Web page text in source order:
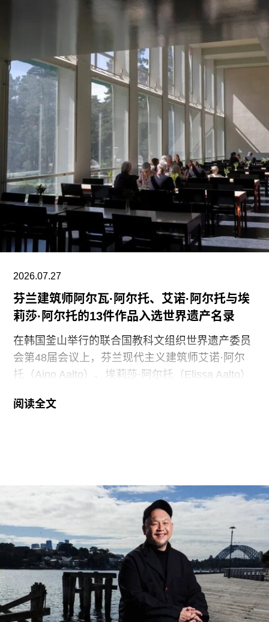
工会成员要求博物馆撤销这一决定，并发起请愿活
动，要求恢复保洁员工的职位。AICWU表示，截至
7月21日，请愿书已获得超过1900个签名。芝加哥
艺术学院一位发言人在接受《芝加哥太阳时报》采
访时表示：“芝加哥艺术学院高度重视每一位员工，
我们也非常感谢保洁团队每天付出的重要工作。我
们决定将保洁服务转为外包模式，是为了更好地支
持博物馆的日常运营；同时，我们优先选择了承诺
向现有保洁员工提供就业机会的合作伙伴。”
代表馆内工会的谈判单位AFSCME 31已正式提出
申诉，认为馆方在最终决定将保洁部门外包之前，
未按合同规定提前通知工会，因此违反了劳资协
议。对此，馆方否认存在违反工会合同条款的行
为。
2026.07.27
芬兰建筑师阿尔瓦·阿尔托、艾诺·阿尔托与埃
莉莎·阿尔托的13件作品入选世界遗产名录
在韩国釜山举行的联合国教科文组织世界遗产委员
会第48届会议上，芬兰现代主义建筑师艾诺·阿尔
托（Aino Aalto）、埃莉莎·阿尔托（Elissa Aalto）
列入世界遗产名录。这组统称为“阿尔托作品”
年间设计完成的一系列建筑、社区开发项目及校园
空间，涵盖住宅、公共、市政、社区及文化建筑。
根据联合国教科文组织的说明，这些作品展现了“以
人为本、因地制宜且富有同理心的设计理念，体现
了芬兰对现代建筑的重要贡献”。
入选项目中最早期的代表作之一是位于赫尔辛基的
“阿尔瓦·阿尔托之家”（Aalto House，1936），由
阿尔瓦·阿尔托与其妻子艾诺·阿尔托共同设计，作
阅读全文